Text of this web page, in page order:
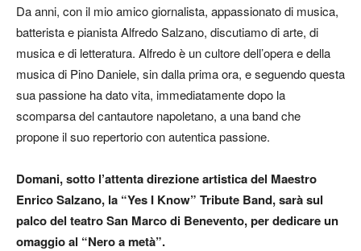
Da anni, con il mio amico giornalista, appassionato di musica,
batterista e pianista Alfredo Salzano, discutiamo di arte, di
musica e di letteratura. Alfredo è un cultore dell’opera e della
musica di Pino Daniele, sin dalla prima ora, e seguendo questa
sua passione ha dato vita, immediatamente dopo la
scomparsa del cantautore napoletano, a una band che
propone il suo repertorio con autentica passione.
Domani, sotto l’attenta direzione artistica del Maestro
Enrico Salzano, la “Yes I Know” Tribute Band, sarà sul
palco del teatro San Marco di Benevento, per dedicare un
omaggio al “Nero a metà”.